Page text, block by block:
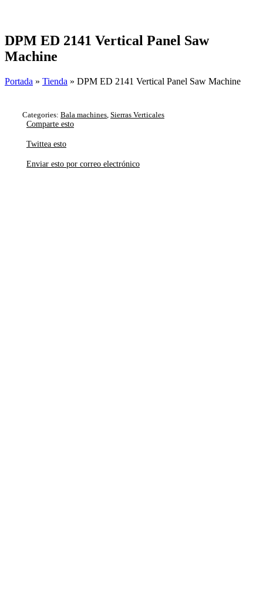
DPM ED 2141 Vertical Panel Saw
Machine
Portada » Tienda » DPM ED 2141 Vertical Panel Saw Machine
Categories: Bala machines, Sierras Verticales
Comparte esto
Twittea esto
Enviar esto por correo electrónico